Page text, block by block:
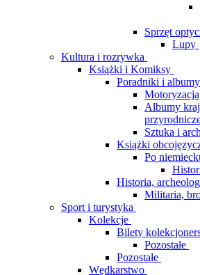
Sprzęt
Lupy
Kultura i rozrywka
Książki i Komiksy
Poradniki i albumy
Albumy
Sztuka i
Książki
Po
Historia,
Militaria,
Sport i turystyka
Kolekcje
Bilety
Pozostałe
Pozostałe
Wędkarstwo